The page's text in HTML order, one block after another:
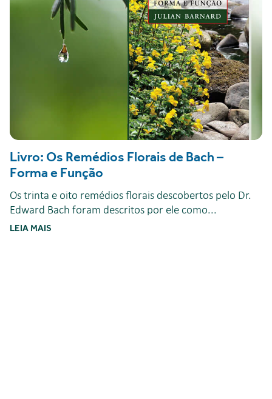
Livro: Os Remédios Florais de Bach –
Forma e Função
Os trinta e oito remédios florais descobertos pelo Dr.
Edward Bach foram descritos por ele como...
LEIA MAIS